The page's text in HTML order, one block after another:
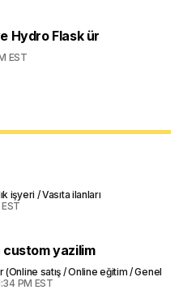
Hydro Flask ür
EST
işyeri / Vasıta ilanları
yazilim
satış / Online eğitim / Genel
PM EST